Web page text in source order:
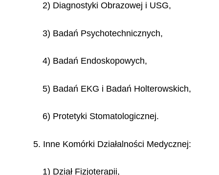
2) Diagnostyki Obrazowej i USG,
3) Badań Psychotechnicznych,
4) Badań Endoskopowych,
5) Badań EKG i Badań Holterowskich,
6) Protetyki Stomatologicznej.
5. Inne Komórki Działalności Medycznej:
1) Dział Fizjoterapii,